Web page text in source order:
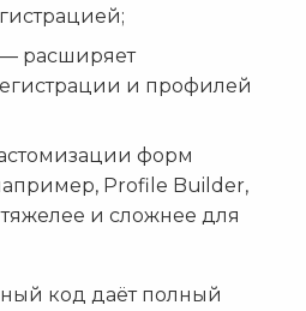
— расширяет
и профилей
форм
Profile Builder,
и сложнее для
код даёт полный